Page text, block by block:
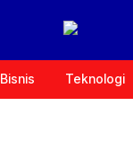
Bisnis Teknologi